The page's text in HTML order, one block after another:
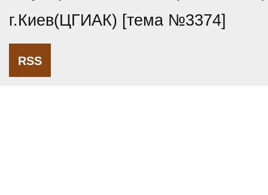
г.Киев(ЦГИАК) [тема №3374]
RSS